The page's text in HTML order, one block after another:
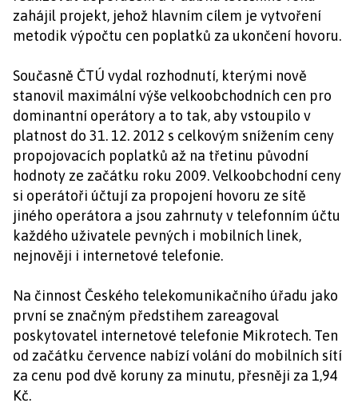
zahájil projekt, jehož hlavním cílem je vytvoření
metodik výpočtu cen poplatků za ukončení hovoru.
Současně ČTÚ vydal rozhodnutí, kterými nově
stanovil maximální výše velkoobchodních cen pro
dominantní operátory a to tak, aby vstoupilo v
platnost do 31. 12. 2012 s celkovým snížením ceny
propojovacích poplatků až na třetinu původní
hodnoty ze začátku roku 2009. Velkoobchodní ceny
si operátoři účtují za propojení hovoru ze sítě
jiného operátora a jsou zahrnuty v telefonním účtu
každého uživatele pevných i mobilních linek,
nejnověji i internetové telefonie.
Na činnost Českého telekomunikačního úřadu jako
první se značným předstihem zareagoval
poskytovatel internetové telefonie Mikrotech. Ten
od začátku července nabízí volání do mobilních sítí
za cenu pod dvě koruny za minutu, přesněji za 1,94
Kč.